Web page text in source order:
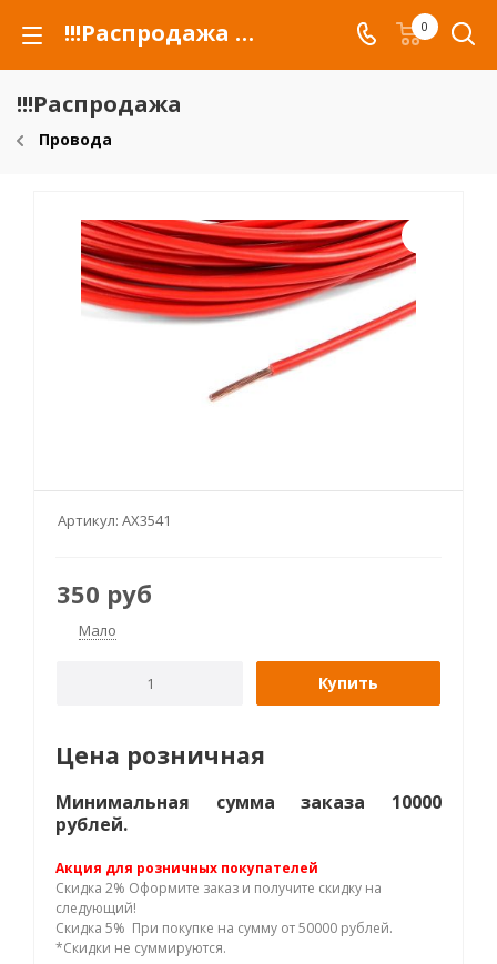
!!!Распродажа для автомобилей российских марок и сельхозтехники 0
!!!Распродажа
Провода
Артикул: AX3541
350 руб
Мало
Купить
Цена розничная
Минимальная сумма заказа 10000
рублей.
Акция для розничных покупателей
Скидка 2% Оформите заказ и получите скидку на
следующий!
Скидка 5% При покупке на сумму от 50000 рублей.
*Скидки не суммируются.